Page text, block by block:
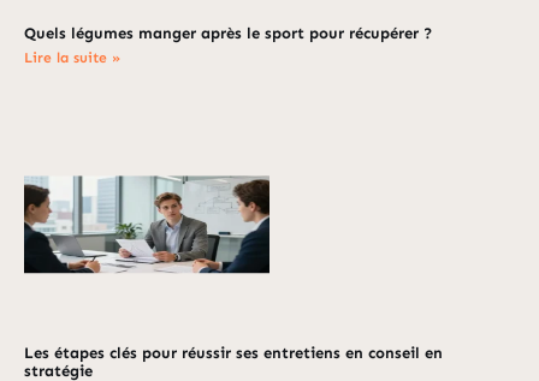
Quels légumes manger après le sport pour récupérer ?
Lire la suite »
Les étapes clés pour réussir ses entretiens en conseil en
stratégie